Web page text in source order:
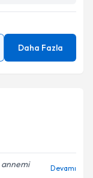
Daha Fazla
Devamı